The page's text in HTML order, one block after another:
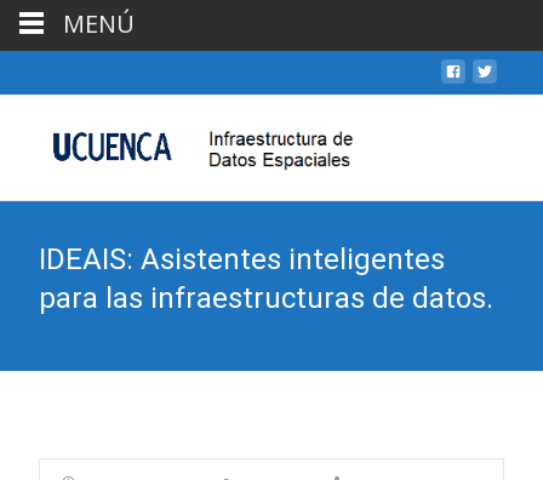
IDEAIS: Asistentes inteligentes
para las infraestructuras de datos.
MENÚ